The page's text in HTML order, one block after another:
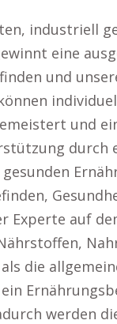
industriell
eine
und
und
durch
auf
die
werden